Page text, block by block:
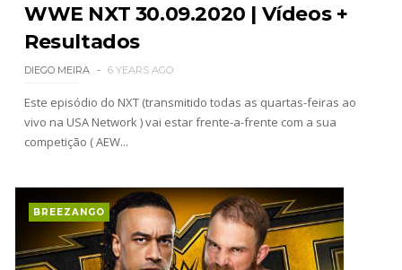
celebração do The Judgment Day
Unknown-Aug 05 2026
WWE: Possível adversário de Roman Reigns no
Money in the Bank
SCSA867 -Aug 05 2026
WWE: Lesão de Brie Bella poderá afetar
regresso de AJ Lee
SCSA867-Aug 04 2026
WWE NXT 30.09.2020 | Vídeos +
Resultados
DIEGO MEIRA 6 YEARS AGO
Este episódio do NXT (transmitido todas as quartas-feiras ao
vivo na USA Network ) vai estar frente-a-frente com a sua
competição ( AEW...
BREEZANGO